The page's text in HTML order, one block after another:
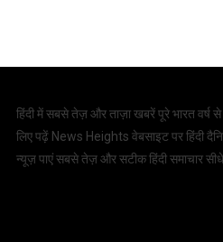
हिंदी में सबसे तेज़ और ताज़ा खबरें पूरे भारत वर्ष
लिए पढ़ें News Heights वेबसाइट पर हिंदी
न्यूज़ पाएं सबसे तेज़ और सटीक हिंदी समाचार